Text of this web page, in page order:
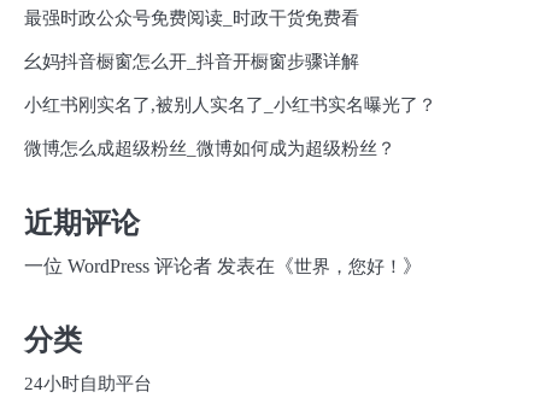
最强时政公众号免费阅读_时政干货免费看
幺妈抖音橱窗怎么开_抖音开橱窗步骤详解
小红书刚实名了,被别人实名了_小红书实名曝光了？
微博怎么成超级粉丝_微博如何成为超级粉丝？
近期评论
一位 WordPress 评论者 发表在《世界，您好！ 》
分类
24小时自助平台